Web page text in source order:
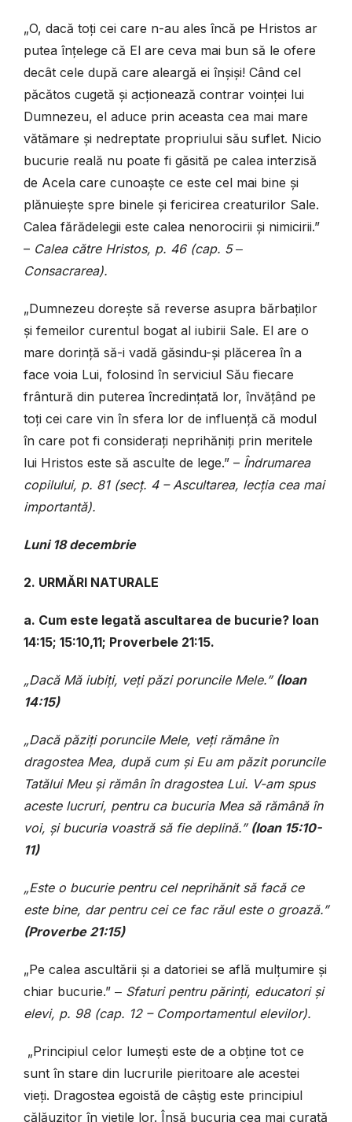
„O, dacă toți cei care n-au ales încă pe Hristos ar
putea înțelege că El are ceva mai bun să le ofere
decât cele după care aleargă ei înșiși! Când cel
păcătos cugetă și acționează contrar voinței lui
Dumnezeu, el aduce prin aceasta cea mai mare
vătămare și nedreptate propriului său suflet. Nicio
bucurie reală nu poate fi găsită pe calea interzisă
de Acela care cunoaște ce este cel mai bine și
plănuiește spre binele și fericirea creaturilor Sale.
Calea fărădelegii este calea nenorocirii și nimicirii.”
– Calea către Hristos, p. 46 (cap. 5 ‒
Consacrarea).
„Dumnezeu dorește să reverse asupra bărbaților
și femeilor curentul bogat al iubirii Sale. El are o
mare dorință să-i vadă găsindu-și plăcerea în a
face voia Lui, folosind în serviciul Său fiecare
frântură din puterea încredințată lor, învățând pe
toți cei care vin în sfera lor de influență că modul
în care pot fi considerați neprihăniți prin meritele
lui Hristos este să asculte de lege.” – Îndrumarea
copilului, p. 81 (secț. 4 – Ascultarea, lecția cea mai
importantă).
Luni 18 decembrie
2. URMĂRI NATURALE
a. Cum este legată ascultarea de bucurie? Ioan
14:15; 15:10,11; Proverbele 21:15.
„Dacă Mă iubiți, veți păzi poruncile Mele.” (Ioan
14:15)
„Dacă păziți poruncile Mele, veți rămâne în
dragostea Mea, după cum și Eu am păzit poruncile
Tatălui Meu și rămân în dragostea Lui. V-am spus
aceste lucruri, pentru ca bucuria Mea să rămână în
voi, și bucuria voastră să fie deplină.” (Ioan 15:10-
11)
„Este o bucurie pentru cel neprihănit să facă ce
este bine, dar pentru cei ce fac răul este o groază.”
(Proverbe 21:15)
„Pe calea ascultării și a datoriei se află mulțumire și
chiar bucurie.” ‒ Sfaturi pentru părinți, educatori și
elevi, p. 98 (cap. 12 – Comportamentul elevilor).
„Principiul celor lumești este de a obține tot ce
sunt în stare din lucrurile pieritoare ale acestei
vieți. Dragostea egoistă de câștig este principiul
călăuzitor în viețile lor. Însă bucuria cea mai curată